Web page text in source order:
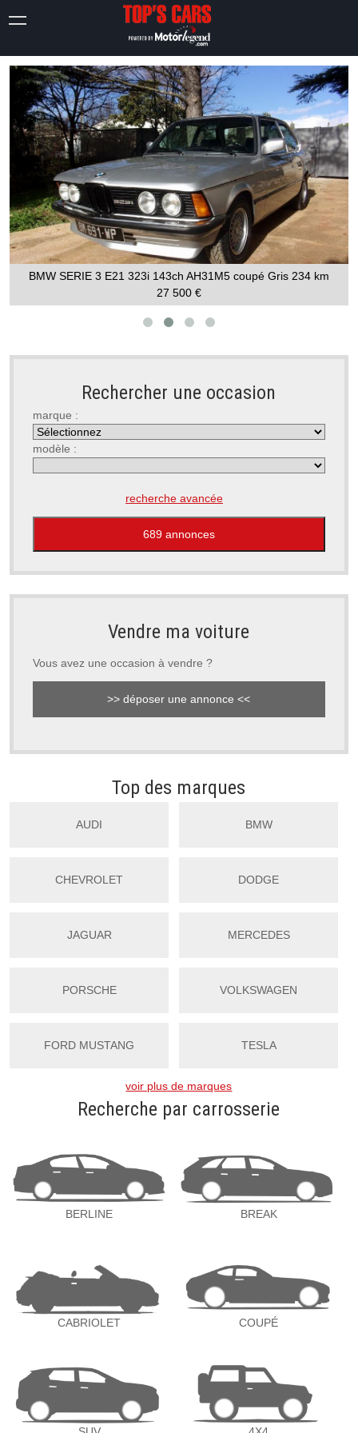
BMW SERIE 3 E21 323i 143ch AH31M5 coupé Gris 234 km
27 500 €
Rechercher une occasion
marque :
modèle :
recherche avancée
Vendre ma voiture
Vous avez une occasion à vendre ?
>> déposer une annonce <<
Top des marques
AUDI BMW
CHEVROLET DODGE
JAGUAR MERCEDES
PORSCHE VOLKSWAGEN
FORD MUSTANG TESLA
voir plus de marques
Recherche par carrosserie
BERLINE BREAK
CABRIOLET COUPÉ